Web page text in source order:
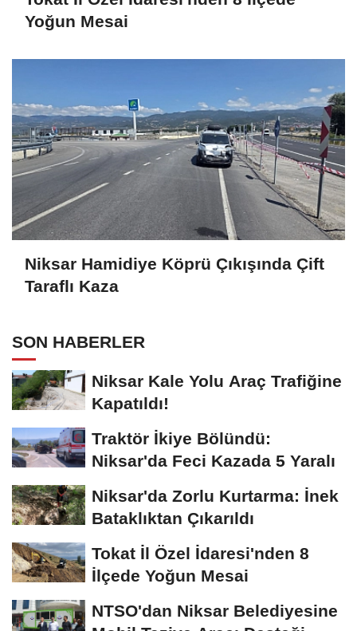
Yoğun Mesai
Niksar Hamidiye Köprü Çıkışında Çift
Taraflı Kaza
SON HABERLER
Niksar Kale Yolu Araç Trafiğine
Kapatıldı!
Traktör İkiye Bölündü:
Niksar'da Feci Kazada 5 Yaralı
Niksar'da Zorlu Kurtarma: İnek
Bataklıktan Çıkarıldı
Tokat İl Özel İdaresi'nden 8
İlçede Yoğun Mesai
NTSO'dan Niksar Belediyesine